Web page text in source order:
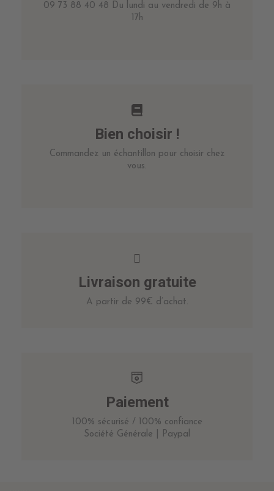
09 73 88 40 48 Du lundi au vendredi de 9h à
17h
Bien choisir !
Commandez un échantillon pour choisir chez
vous.
Livraison gratuite
A partir de 99€ d’achat.
Paiement
100% sécurisé / 100% confiance
Société Générale | Paypal